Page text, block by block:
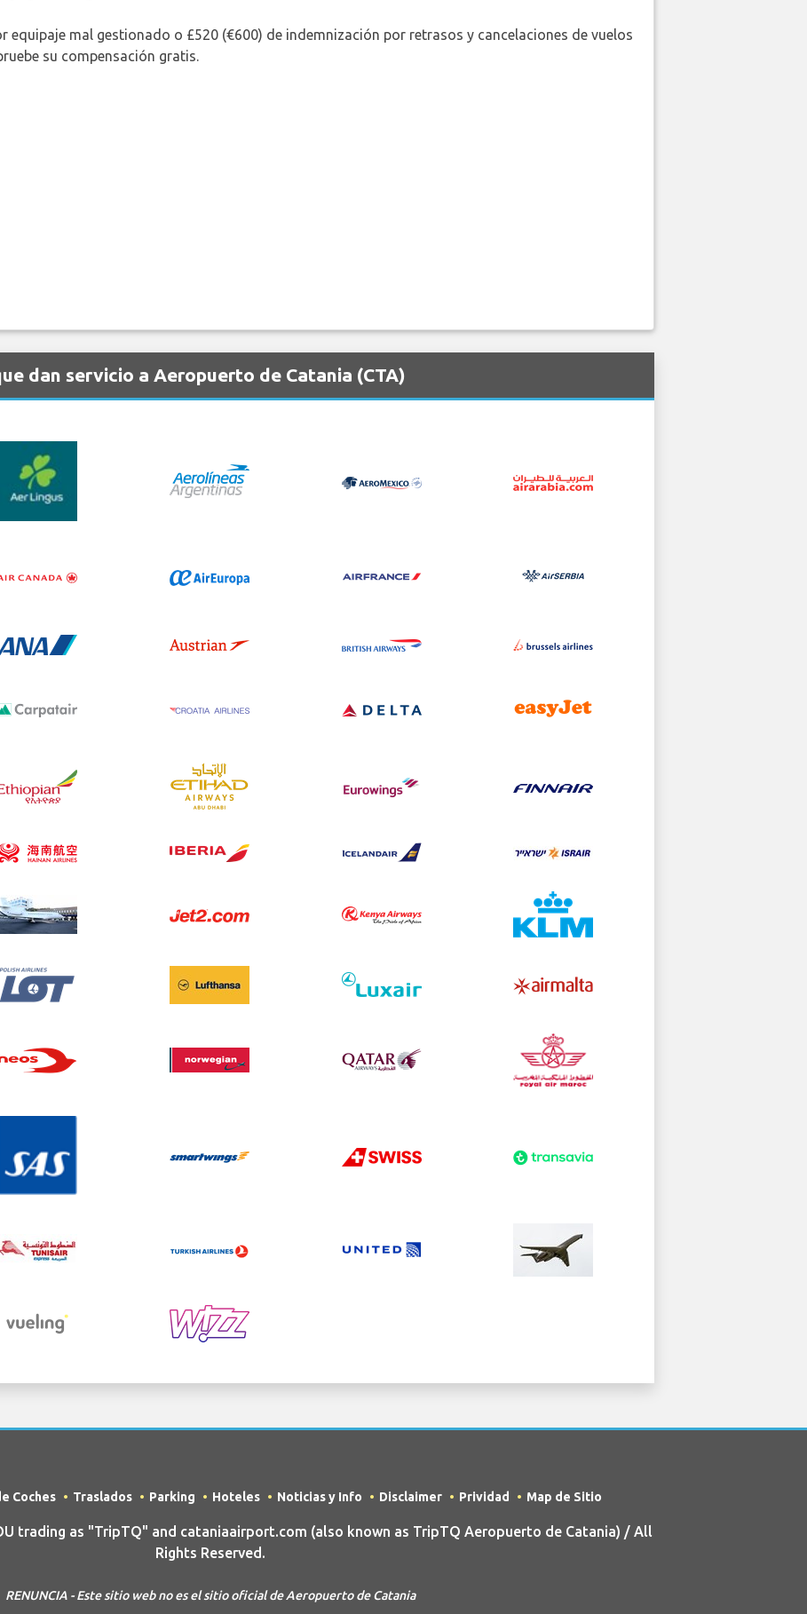
equipaje mal gestionado o £520 (€600) de indemnización por retrasos y cancelaciones de vuelos
su compensación gratis.
dan servicio a Aeropuerto de Catania (CTA)
Coches Traslados Parking Hoteles Noticias y Info Disclaimer Prividad Map de Sitio
trading as "TripTQ" and cataniaairport.com (also known as TripTQ Aeropuerto de Catania) / All
Rights Reserved.
RENUNCIA - Este sitio web no es el sitio oficial de Aeropuerto de Catania